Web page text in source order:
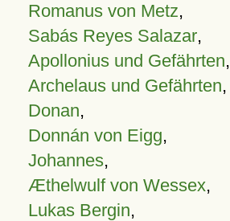
Romanus von Metz,
Sabás Reyes Salazar,
Apollonius und Gefährten,
Archelaus und Gefährten,
Donan,
Donnán von Eigg,
Johannes,
Æthelwulf von Wessex,
Lukas Bergin,